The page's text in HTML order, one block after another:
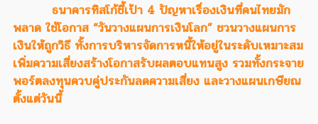
ธนาคารทิสโก้ชี้เป้า 4 ปัญหาเรื่องเงินที่คนไทยมัก
พลาด ใช้โอกาส “วันวางแผนการเงินโลก” ชวนวางแผนการ
เงินให้ถูกวิธี ทั้งการบริหารจัดการหนี้ให้อยู่ในระดับเหมาะสม
เพิ่มความเสี่ยงสร้างโอกาสรับผลตอบแทนสูง รวมทั้งกระจาย
พอร์ตลงทุนควบคู่ประกันลดความเสี่ยง และวางแผนเกษียณ
ตั้งแต่วันนี้